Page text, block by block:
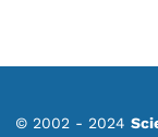
© 2002 - 2024